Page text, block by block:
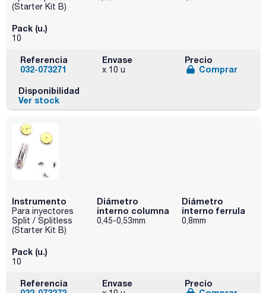
(Starter Kit B)
Pack (u.)
10
Referencia
032-073271
Envase
x 10 u
Precio
Comprar
Disponibilidad
Ver stock
Instrumento
Para inyectores
Split / Splitless
(Starter Kit B)
Diámetro
interno columna
0,45-0,53mm
Diámetro
interno ferrula
0,8mm
Pack (u.)
10
Referencia
Envase
Precio